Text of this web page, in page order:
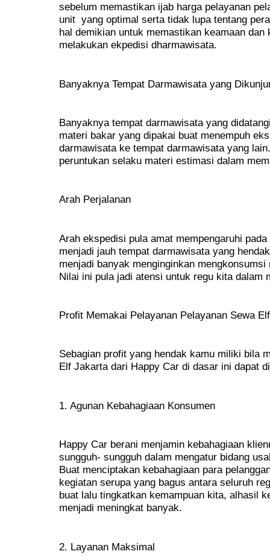
sebelum memastikan ijab harga pelayanan
unit yang optimal serta tidak lupa tentang
hal demikian untuk memastikan keamaan dan
melakukan ekpedisi dharmawisata.
Banyaknya Tempat Darmawisata yang
Banyaknya tempat darmawisata yang
materi bakar yang dipakai buat menempuh
darmawisata ke tempat darmawisata yang
peruntukan selaku materi estimasi dalam
Arah Perjalanan
Arah ekspedisi pula amat mempengaruhi
menjadi jauh tempat darmawisata yang
menjadi banyak menginginkan
Nilai ini pula jadi atensi untuk regu kita dalam
Profit Memakai Pelayanan Pelayanan Sewa
Sebagian profit yang hendak kamu miliki bila
Elf Jakarta dari Happy Car di dasar ini dapat
1. Agunan Kebahagiaan Konsumen
Happy Car berani menjamin kebahagiaan
sungguh- sungguh dalam mengatur bidang
Buat menciptakan kebahagiaan para
kegiatan serupa yang bagus antara seluruh
buat lalu tingkatkan kemampuan kita, alhasil
menjadi meningkat banyak.
2. Layanan Maksimal